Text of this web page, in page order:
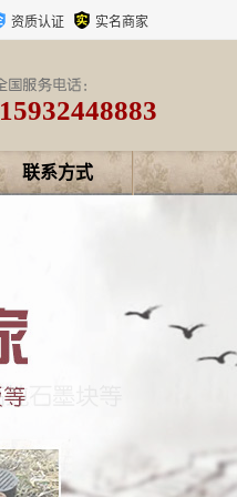
资质认证 实名商家
15932448883
联系方式